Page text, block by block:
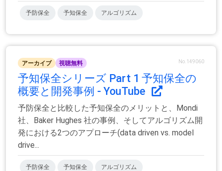
予防保全 予知保全 アルゴリズム
アーカイブ 視聴無料 No.149060
予知保全シリーズ Part 1 予知保全の
概要と開発事例 - YouTube
予防保全と比較した予知保全のメリットと、Mondi
社、Baker Hughes 社の事例、そしてアルゴリズム開
発における2つのアプローチ(data driven vs. model
drive...
予防保全 予知保全 アルゴリズム